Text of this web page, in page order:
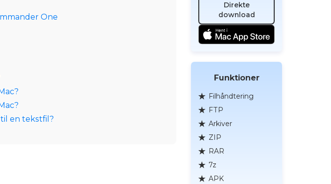
One
en tekstfil?
Direkte
download
Funktioner
Filhåndtering
FTP
Arkiver
ZIP
RAR
7z
APK